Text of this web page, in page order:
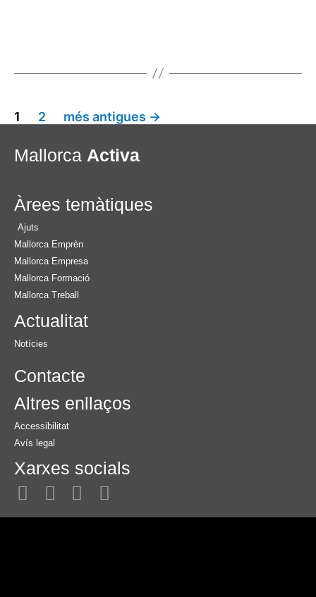
1 2 més antigues →
Mallorca Activa
Àrees temàtiques
Ajuts
Mallorca Emprèn
Mallorca Empresa
Mallorca Formació
Mallorca Treball
Actualitat
Notícies
Contacte
Altres enllaços
Accessibilitat
Avís legal
Xarxes socials